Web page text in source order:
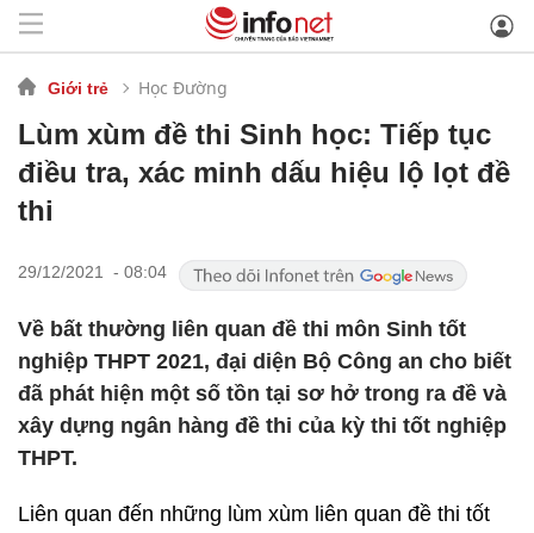
Giới trẻ Học Đường
Lùm xùm đề thi Sinh học: Tiếp tục
điều tra, xác minh dấu hiệu lộ lọt đề
thi
29/12/2021 - 08:04
Về bất thường liên quan đề thi môn Sinh tốt
nghiệp THPT 2021, đại diện Bộ Công an cho biết
đã phát hiện một số tồn tại sơ hở trong ra đề và
xây dựng ngân hàng đề thi của kỳ thi tốt nghiệp
THPT.
Liên quan đến những lùm xùm liên quan đề thi tốt